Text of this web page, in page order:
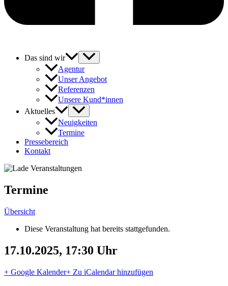
Das sind wir
Agentur
Unser Angebot
Referenzen
Unsere Kund*innen
Aktuelles
Neuigkeiten
Termine
Pressebereich
Kontakt
Termine
Übersicht
Diese Veranstaltung hat bereits stattgefunden.
17.10.2025, 17:30 Uhr
+ Google Kalender+ Zu iCalendar hinzufügen